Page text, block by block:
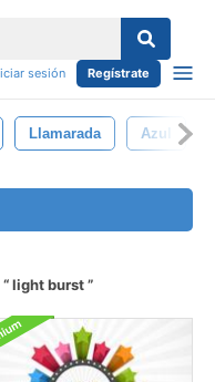
sesión Regístrate
Llamarada Azul
light burst